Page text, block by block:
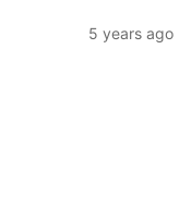
5 years ago